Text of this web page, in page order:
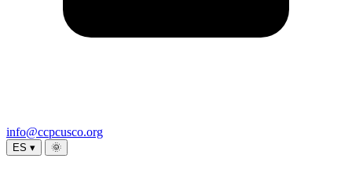
info@ccpcusco.org
ES ▾ 🌞